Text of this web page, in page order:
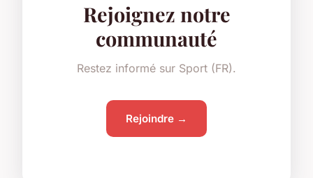
Rejoignez notre
communauté
Restez informé sur Sport (FR).
Rejoindre →